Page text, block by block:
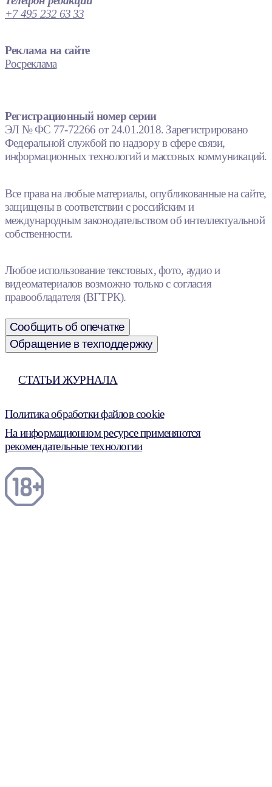
+7 495 232 63 33
Реклама на сайте
Росреклама
Регистрационный номер серии
ЭЛ № ФС 77-72266 от 24.01.2018. Зарегистрировано
Федеральной службой по надзору в сфере связи,
информационных технологий и массовых коммуникаций.
Все права на любые материалы, опубликованные на сайте,
защищены в соответствии с российским и
международным законодательством об интеллектуальной
собственности.
Любое использование текстовых, фото, аудио и
видеоматериалов возможно только с согласия
правообладателя (ВГТРК).
Сообщить об опечатке
Обращение в техподдержку
СТАТЬИ ЖУРНАЛА
Политика обработки файлов cookie
На информационном ресурсе применяются
рекомендательные технологии